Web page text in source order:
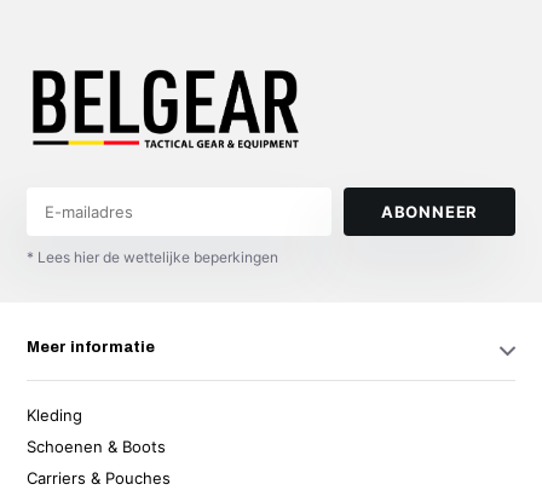
ABONNEER
* Lees hier de wettelijke beperkingen
Meer informatie
Kleding
Schoenen & Boots
Carriers & Pouches